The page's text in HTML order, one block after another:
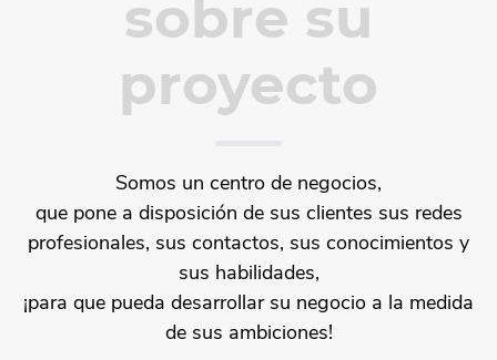
sobre su
proyecto
Somos un centro de negocios,
que pone a disposición de sus clientes sus redes
profesionales, sus contactos, sus conocimientos y
sus habilidades,
¡para que pueda desarrollar su negocio a la medida
de sus ambiciones!